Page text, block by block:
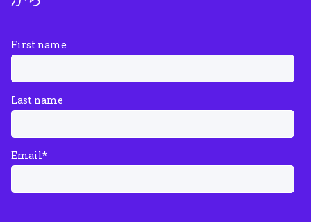
First name
Last name
Email*